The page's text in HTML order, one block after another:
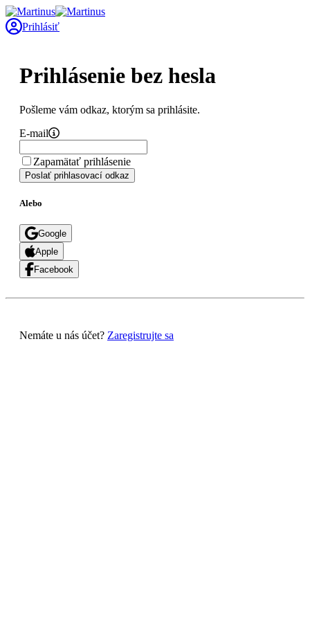
Prihlásiť
Prihlásenie bez hesla
Pošleme vám odkaz, ktorým sa prihlásite.
E-mail
Zapamätať prihlásenie
Poslať prihlasovací odkaz
Alebo
Google
Apple
Facebook
Nemáte u nás účet? Zaregistrujte sa